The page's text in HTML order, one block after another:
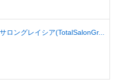
ロングレイシア(TotalSalonGr...